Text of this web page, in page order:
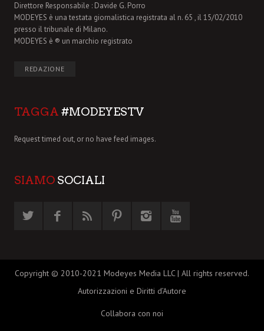
Direttore Responsabile : Davide G. Porro
MODEYES è una testata giornalistica registrata al n. 65 , il 15/02/2010
presso il tribunale di Milano.
MODEYES è ® un marchio registrato
REDAZIONE
TAGGA #MODEYESTV
Request timed out, or no have feed images.
SIAMO SOCIALI
Copyright © 2010-2021 Modeyes Media LLC | All rights reserved.
Autorizzazioni e Diritti d’Autore
Collabora con noi